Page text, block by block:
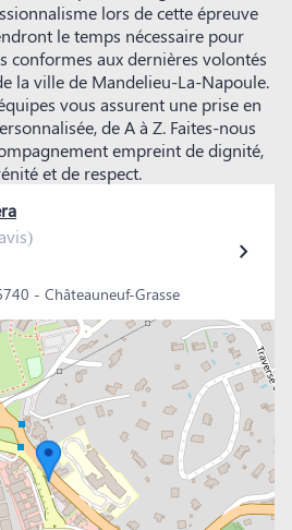
lors de cette épreuve
le temps nécessaire pour
conformes aux dernières volontés
la ville de Mandelieu-La-Napoule.
vous assurent une prise en
de A à Z. Faites-nous
empreint de dignité,
et de respect.
- Châteauneuf-Grasse